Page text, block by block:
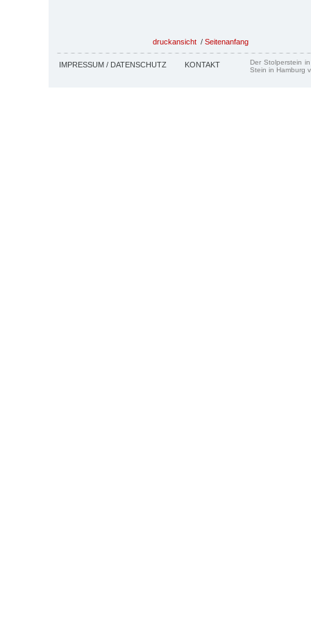
druckansicht / Seitenanfang
IMPRESSUM / DATENSCHUTZ KONTAKT
Der Stolperstein
Stein in Hamburg